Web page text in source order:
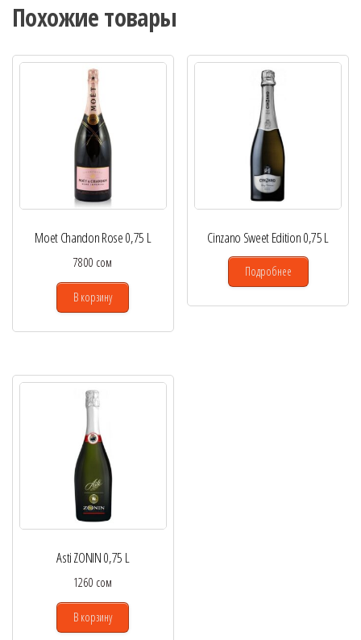
Похожие товары
Moet Chandon Rose 0,75 L
7800 сом
В корзину
Cinzano Sweet Edition 0,75 L
Подробнее
Asti ZONIN 0,75 L
1260 сом
В корзину